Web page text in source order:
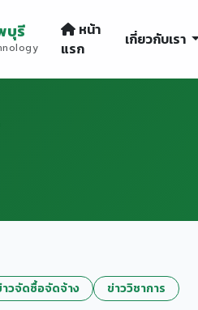
บุรี
หน้า
แรก
เกี่ยวกับเรา
วจัดซื้อจัดจ้าง ข่าววิชาการ